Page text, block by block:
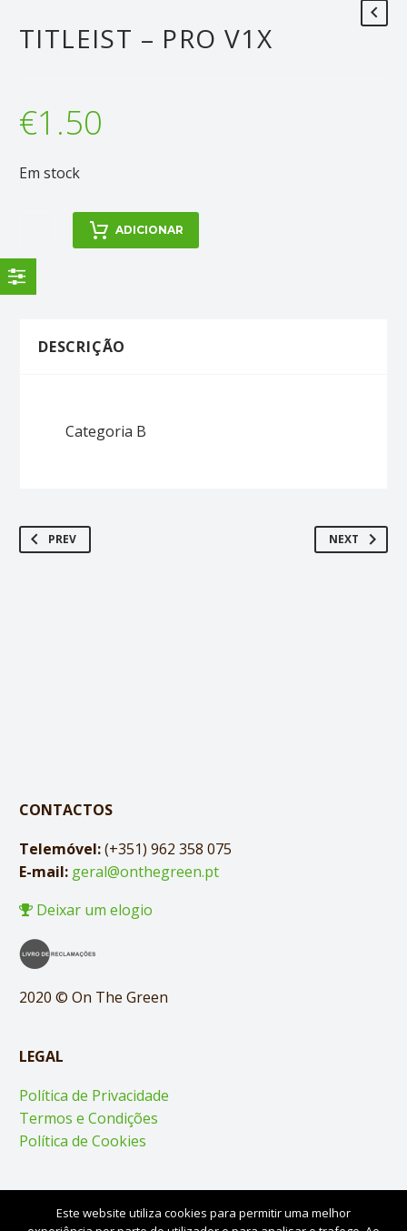
TITLEIST – PRO V1X
€1.50
Em stock
Quantidade
Titleist
-
V1X
ADICIONAR
DESCRIÇÃO
Categoria B
PREV NEXT
CONTACTOS
Telemóvel:(+351) 962 358 075
E-mail: geral@onthegreen.pt
Deixar um elogio
2020 © On The Green
LEGAL
Política de Privacidade
Termos e Condições
Política de Cookies
Desenvolvido porCircletec Lda.
Este website utiliza cookies para permitir uma melhor